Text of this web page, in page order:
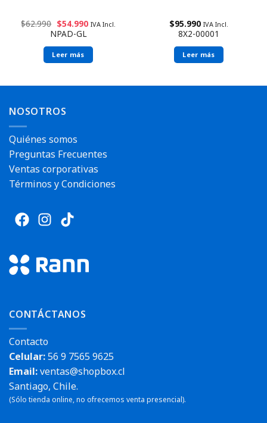
$62.990 $54.990 IVA Incl.
NPAD-GL
Leer más
$95.990 IVA Incl.
8X2-00001
Leer más
NOSOTROS
Quiénes somos
Preguntas Frecuentes
Ventas corporativas
Términos y Condiciones
CONTÁCTANOS
Contacto
Celular:56 9 7565 9625
Email:ventas@shopbox.cl
Santiago, Chile.
(Sólo tienda online, no ofrecemos venta presencial).